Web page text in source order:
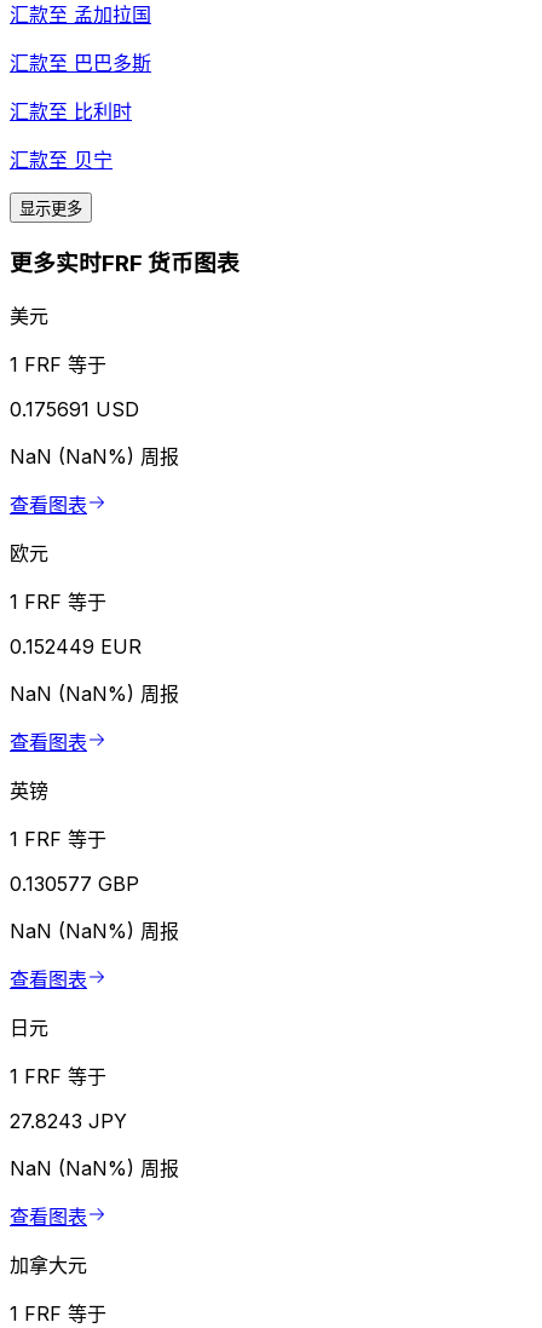
汇款至 孟加拉国
汇款至 巴巴多斯
汇款至 比利时
汇款至 贝宁
显示更多
更多实时FRF 货币图表
美元
1 FRF 等于
0.175691 USD
NaN (NaN%) 周报
查看图表
欧元
1 FRF 等于
0.152449 EUR
NaN (NaN%) 周报
查看图表
英镑
1 FRF 等于
0.130577 GBP
NaN (NaN%) 周报
查看图表
日元
1 FRF 等于
27.8243 JPY
NaN (NaN%) 周报
查看图表
加拿大元
1 FRF 等于